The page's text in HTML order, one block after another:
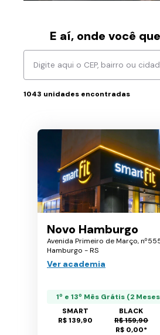
E aí, onde você
Digite aqui o CEP, bairro ou
1043 unidades encontradas
Novo Hamburgo
Avenida Primeiro de Março,
Hamburgo - RS
Ver academia
1º e 13º Mês Grátis (2
SMART
R$ 139,90
BLACK
R$ 159,90
R$ 0,00*